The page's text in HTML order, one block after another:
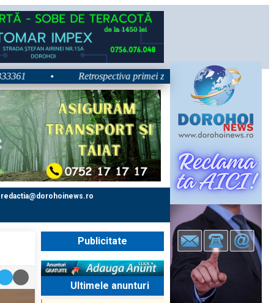
Retrospectiva primei zile la Zilele Nordului 2026:
redactia@dorohoinews.ro
Publicitate
Ultimele anunturi